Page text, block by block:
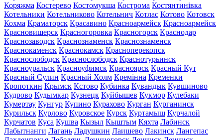
Коряжма Костерево Костомукша Кострома Костянтинівка
Котельники Котельниково Котельнич Котлас Котово Котовск
Кохма Краматорск Красавино Красноармейск Красноармейск
Красновишерск Красногоровка Красногорск Краснодар
Краснозаводск Краснознаменск Краснознаменск
Краснокаменск Краснокамск Красноперекопск
Краснослободск Краснослободск Краснотурьинск
Красноуральск Красноуфимск Красноярск Красный Кут
Красный Сулин Красный Холм Кремінна Кременки
Кропоткин Крымск Кстово Кубинка Кувандык Кувшиново
Кудрово Кудымкар Кузнецк Куйбышев Кукмор Кулебаки
Кумертау Кунгур Купино Курахово Курган Курганинск
Курильск Курлово Куровское Курск Куртамыш Курчалой
Курчатов Куса Кушва Кызыл Кыштым Кяхта Лабинск
Лабытнанги Лагань Ладушкин Лаишево Лакинск Лангепас